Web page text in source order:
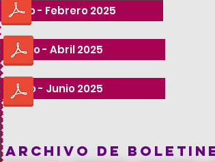
Enero - Febrero 2025
Marzo - Abril 2025
Mayo - Junio 2025
| ARCHIVO DE